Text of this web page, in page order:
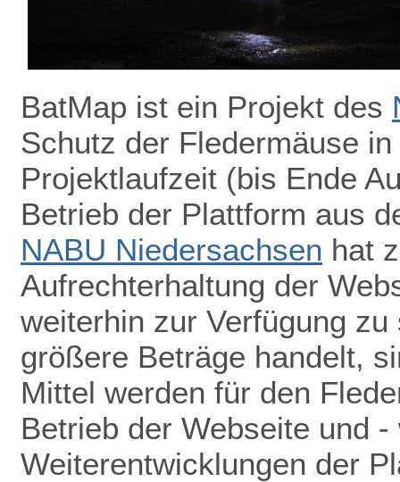
BatMap ist ein Projekt des
Schutz der Fledermäuse
Projektlaufzeit (bis Ende
Betrieb der Plattform aus
NABU Niedersachsen hat
Aufrechterhaltung der
weiterhin zur Verfügung
größere Beträge handelt,
Mittel werden für den
Betrieb der Webseite und
Weiterentwicklungen der